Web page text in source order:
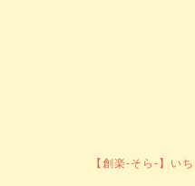
【創楽-そら-】い